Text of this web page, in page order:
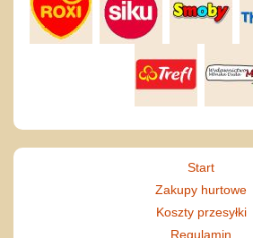
Start
Zakupy hurtowe
Koszty przesyłki
Regulamin